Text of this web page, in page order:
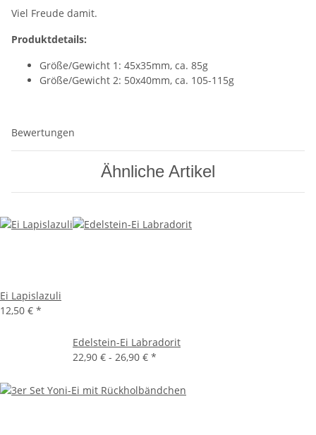
Viel Freude damit.
Produktdetails:
Größe/Gewicht 1: 45x35mm, ca. 85g
Größe/Gewicht 2: 50x40mm, ca. 105-115g
Bewertungen
Ähnliche Artikel
Ei Lapislazuli
12,50 € *
Edelstein-Ei Labradorit
22,90 € - 26,90 € *